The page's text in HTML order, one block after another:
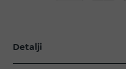
Detalji